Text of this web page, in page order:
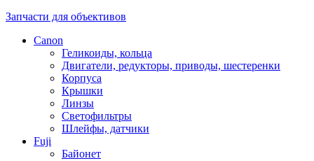
Запчасти для объективов
Canon
Геликоиды, кольца
Двигатели, редукторы, приводы, шестеренки
Корпуса
Крышки
Линзы
Светофильтры
Шлейфы, датчики
Fuji
Байонет